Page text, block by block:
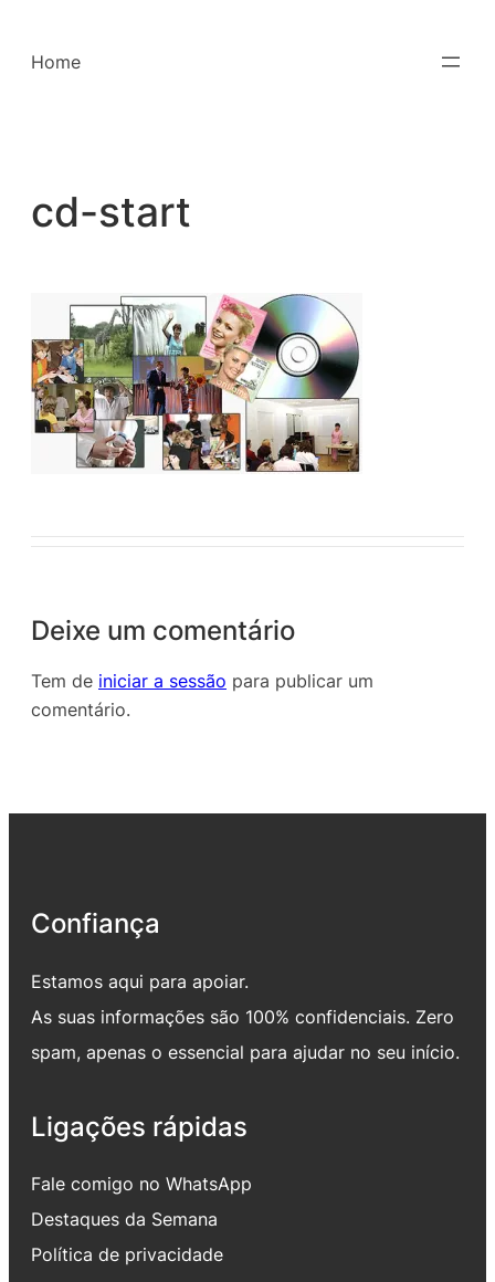
para
Home
cd-start
Deixe um comentário
Tem de iniciar a sessão para publicar um
comentário.
Confiança
Estamos aqui para apoiar.
As suas informações são 100% confidenciais. Zero
spam, apenas o essencial para ajudar no seu início.
Ligações rápidas
Fale comigo no WhatsApp
Destaques da Semana
Política de privacidade